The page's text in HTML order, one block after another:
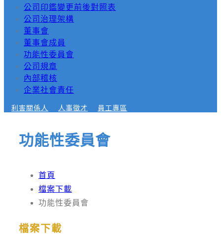
公司印鑑變更前後對照表
公司治理架構
董事會
董事會成員
功能性委員會
公司規章
內部稽核
企業社會責任
利害關係人 人事徵才 員工專區
功能性委員會
首頁
檔案下載
功能性委員會
檔案下載